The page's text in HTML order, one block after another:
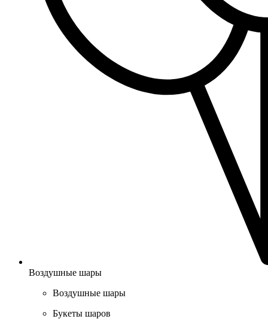
Воздушные шары
Воздушные шары
Букеты шаров